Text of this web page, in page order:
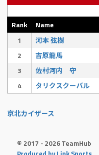
Rank
Name
1
河本 弦樹
2
吉原龍馬
3
佐村河内 守
4
タリクスクーバル
京北カイザース
© 2017 - 2026 TeamHub